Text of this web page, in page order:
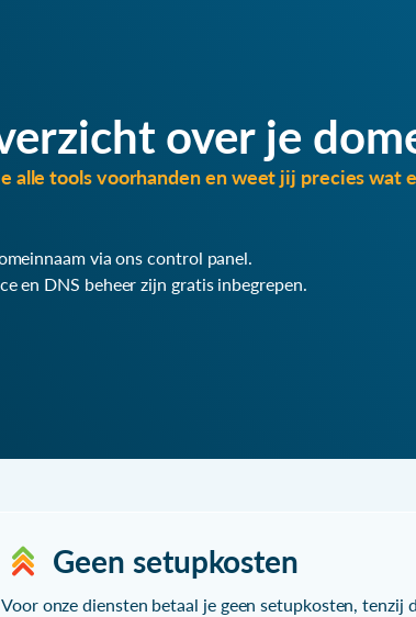
over je
alle tools voorhanden en weet jij precies wat
via ons control panel.
en DNS beheer zijn gratis inbegrepen.
Geen setupkosten
Voor onze diensten betaal je geen setupkosten, tenzij